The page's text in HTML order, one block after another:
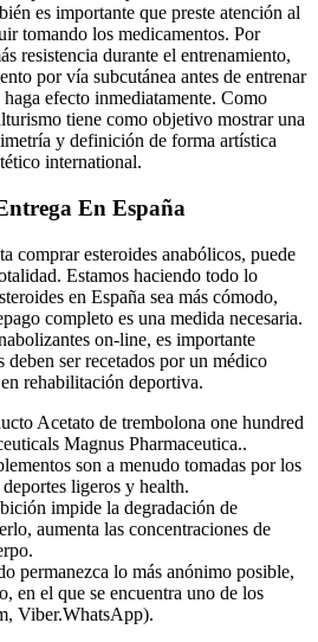
es importante que preste atención al
tomando los medicamentos. Por
resistencia durante el entrenamiento,
por vía subcutánea antes de entrenar
efecto inmediatamente. Como
tiene como objetivo mostrar una
y definición de forma artística
international.
En España
comprar esteroides anabólicos, puede
Estamos haciendo todo lo
en España sea más cómodo,
completo es una medida necesaria.
on-line, es importante
deben ser recetados por un médico
rehabilitación deportiva.
Acetato de trembolona one hundred
Magnus Pharmaceutica..
son a menudo tomadas por los
ligeros y health.
impide la degradación de
aumenta las concentraciones de
permanezca lo más anónimo posible,
en el que se encuentra uno de los
Viber.WhatsApp).